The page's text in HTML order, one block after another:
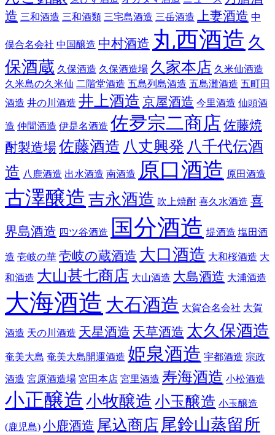
造 三和酒造 三和酒類 三宅島酒造 三岳酒造 上妻酒造 中
俣合名会社 中国醸造 中村酒造 丸西酒造 久
保酒蔵 久保酒造 久保酒造場 久家本店 久米仙酒造
久米島の久米仙 二階堂酒造 五島列島酒造 五島灘酒造 五町田
酒造 井の川酒造 井上酒造 京屋酒造 今里酒造 仙頭酒
造 仲間酒造 伊是名酒造 佐夛宗二商店 佐藤焼
酎製造場佐藤酒造 八丈興発 八千代伝酒
造 八鹿酒造 出水酒造 南酒造 原口酒造 原田酒造
古澤醸造 吉永酒造 吹上焼酎 喜久水酒造 喜
界島酒造 四ツ谷酒造 国分酒造 堤酒造 塩田酒
造 壱岐の華 壱岐の蔵酒造 大口酒造 大和桜酒造 大
和酒造 大山甚七商店 大山酒造 大島酒造 大浦酒造
大海酒造 大石酒造 大賀合名会社 大賀
酒造 天の川酒造 天星酒造 天草酒造 太久保酒造
奄美大島 奄美大島開運酒造 姫泉酒造 宇都酒造 宗政
酒造 宮原酒造場 宮田本店 宮里酒造 寿海酒造 小松酒造
小正醸造 小牧醸造 小玉醸造 小玉醸造
(鹿児島) 小鹿酒造 尾込商店 尾鈴山蒸留所